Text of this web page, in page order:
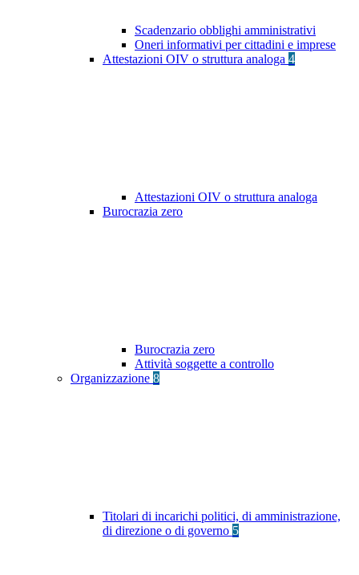
Scadenzario obblighi amministrativi
Oneri informativi per cittadini e imprese
Attestazioni OIV o struttura analoga 4
Attestazioni OIV o struttura analoga
Burocrazia zero
Burocrazia zero
Attività soggette a controllo
Organizzazione 8
Titolari di incarichi politici, di amministrazione,
di direzione o di governo 5